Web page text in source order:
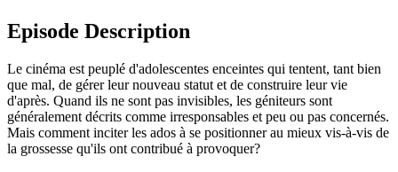
Episode Description
Le cinéma est peuplé d'adolescentes enceintes qui tentent, tant bien
que mal, de gérer leur nouveau statut et de construire leur vie
d'après. Quand ils ne sont pas invisibles, les géniteurs sont
généralement décrits comme irresponsables et peu ou pas concernés.
Mais comment inciter les ados à se positionner au mieux vis-à-vis de
la grossesse qu'ils ont contribué à provoquer?